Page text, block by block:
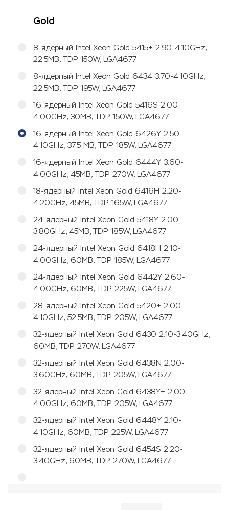
Gold
8-ядерный Intel Xeon Gold 5415+ 2.90-4.10GHz,
22.5MB, TDP 150W, LGA4677
8-ядерный Intel Xeon Gold 6434 3.70-4.10GHz,
22.5MB, TDP 195W, LGA4677
16-ядерный Intel Xeon Gold 5416S 2.00-
4.00GHz, 30MB, TDP 150W, LGA4677
16-ядерный Intel Xeon Gold 6426Y 2.50-
4.10GHz, 37.5 MB, TDP 185W, LGA4677
16-ядерный Intel Xeon Gold 6444Y 3.60-
4.00GHz, 45MB, TDP 270W, LGA4677
18-ядерный Intel Xeon Gold 6416H 2.20-
4.20GHz, 45MB, TDP 165W, LGA4677
24-ядерный Intel Xeon Gold 5418Y 2.00-
3.80GHz, 45MB, TDP 185W, LGA4677
24-ядерный Intel Xeon Gold 6418H 2.10-
4.00GHz, 60MB, TDP 185W, LGA4677
24-ядерный Intel Xeon Gold 6442Y 2.60-
4.00GHz, 60MB, TDP 225W, LGA4677
28-ядерный Intel Xeon Gold 5420+ 2.00-
4.10GHz, 52.5MB, TDP 205W, LGA4677
32-ядерный Intel Xeon Gold 6430 2.10-3.40GHz,
60MB, TDP 270W, LGA4677
32-ядерный Intel Xeon Gold 6438N 2.00-
3.60GHz, 60MB, TDP 205W, LGA4677
32-ядерный Intel Xeon Gold 6438Y+ 2.00-
4.00GHz, 60MB, TDP 205W, LGA4677
32-ядерный Intel Xeon Gold 6448Y 2.10-
4.10GHz, 60MB, TDP 225W, LGA4677
32-ядерный Intel Xeon Gold 6454S 2.20-
3.40GHz, 60MB, TDP 270W, LGA4677